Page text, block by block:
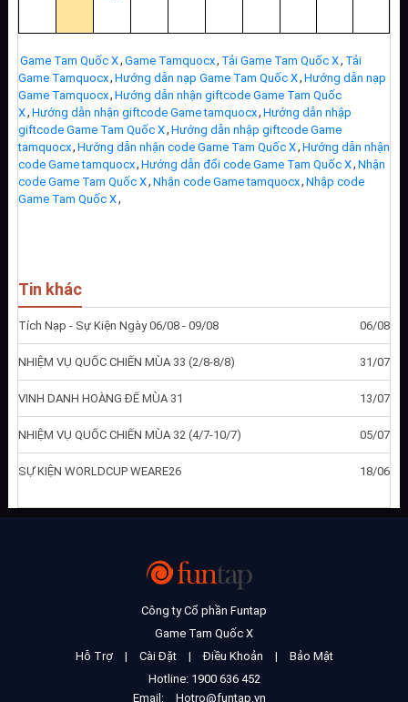
Game Tam Quốc X, Game Tamquocx, Tải Game Tam Quốc X, Tải
Game Tamquocx, Hướng dẫn nạp Game Tam Quốc X, Hướng dẫn nạp
Game Tamquocx, Hướng dẫn nhận giftcode Game Tam Quốc
X, Hướng dẫn nhận giftcode Game tamquocx, Hướng dẫn nhập
giftcode Game Tam Quốc X, Hướng dẫn nhập giftcode Game
tamquocx, Hướng dẫn nhận code Game Tam Quốc X, Hướng dẫn nhận
code Game tamquocx, Hướng dẫn đổi code Game Tam Quốc X, Nhận
code Game Tam Quốc X, Nhận code Game tamquocx, Nhập code
Game Tam Quốc X,
Tin khác
Tích Nạp - Sự Kiện Ngày 06/08 - 09/08 06/08
NHIỆM VỤ QUỐC CHIẾN MÙA 33 (2/8-8/8) 31/07
VINH DANH HOÀNG ĐẾ MÙA 31 13/07
NHIỆM VỤ QUỐC CHIẾN MÙA 32 (4/7-10/7) 05/07
SỰ KIỆN WORLDCUP WEARE26 18/06
Công ty Cổ phần Funtap
Game Tam Quốc X
Hỗ Trợ
| Cài Đặt | Điều Khoản |
Bảo Mật
Hotline: 1900 636 452
Email:
Hotro@funtap.vn